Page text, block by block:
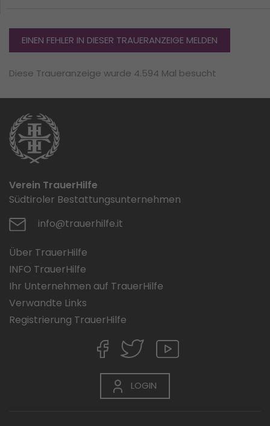
EINEN FEHLER IN DIESER TRAUERANZEIGE MELDEN
Diese Traueranzeige wurde 4.594 Mal besucht
Verein TrauerHilfe
Südtiroler Bestattungsunternehmen
info@trauerhilfe.it
Über TrauerHilfe
INFO TrauerHilfe
Ihr Unternehmen auf TrauerHilfe
Verwandte Links
Registrierung TrauerHilfe
LOGIN